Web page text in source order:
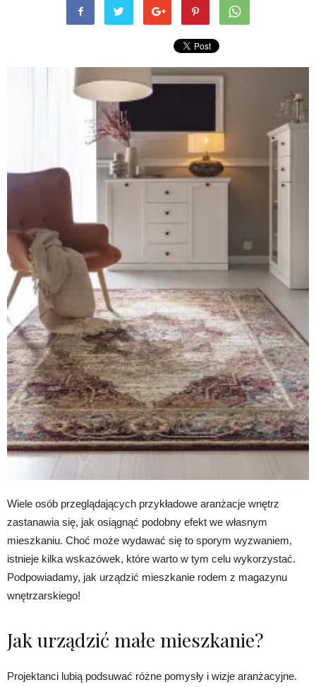
Wiele osób przeglądających przykładowe aranżacje wnętrz
zastanawia się, jak osiągnąć podobny efekt we własnym
mieszkaniu. Choć może wydawać się to sporym wyzwaniem,
istnieje kilka wskazówek, które warto w tym celu wykorzystać.
Podpowiadamy, jak urządzić mieszkanie rodem z magazynu
wnętrzarskiego!
Jak urządzić małe mieszkanie?
Projektanci lubią podsuwać różne pomysły i wizje aranżacyjne.